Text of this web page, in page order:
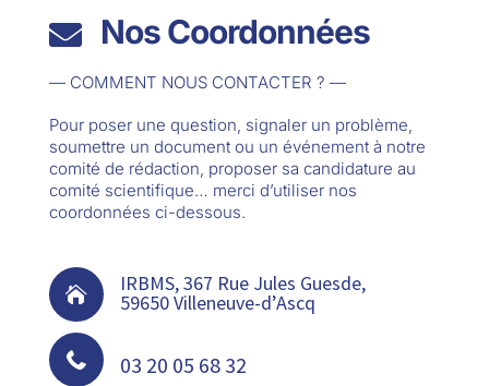
 Nos Coordonnées
— COMMENT NOUS CONTACTER ? —
Pour poser une question, signaler un problème,
soumettre un document ou un événement à notre
comité de rédaction, proposer sa candidature au
comité scientifique… merci d’utiliser nos
coordonnées ci-dessous.
 IRBMS, 367 Rue Jules Guesde,
59650 Villeneuve-d’Ascq
 03 20 05 68 32